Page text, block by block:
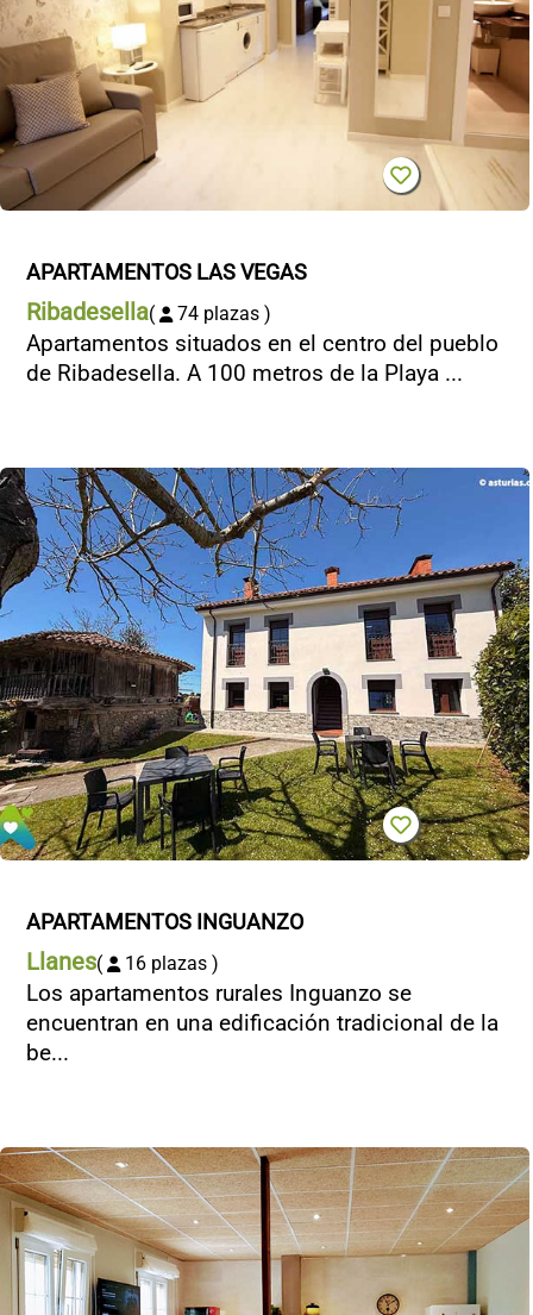
APARTAMENTOS LAS VEGAS
Ribadesella( 74 plazas )
Apartamentos situados en el centro del pueblo
de Ribadesella. A 100 metros de la Playa ...
APARTAMENTOS INGUANZO
Llanes( 16 plazas )
Los apartamentos rurales Inguanzo se
encuentran en una edificación tradicional de la
be...